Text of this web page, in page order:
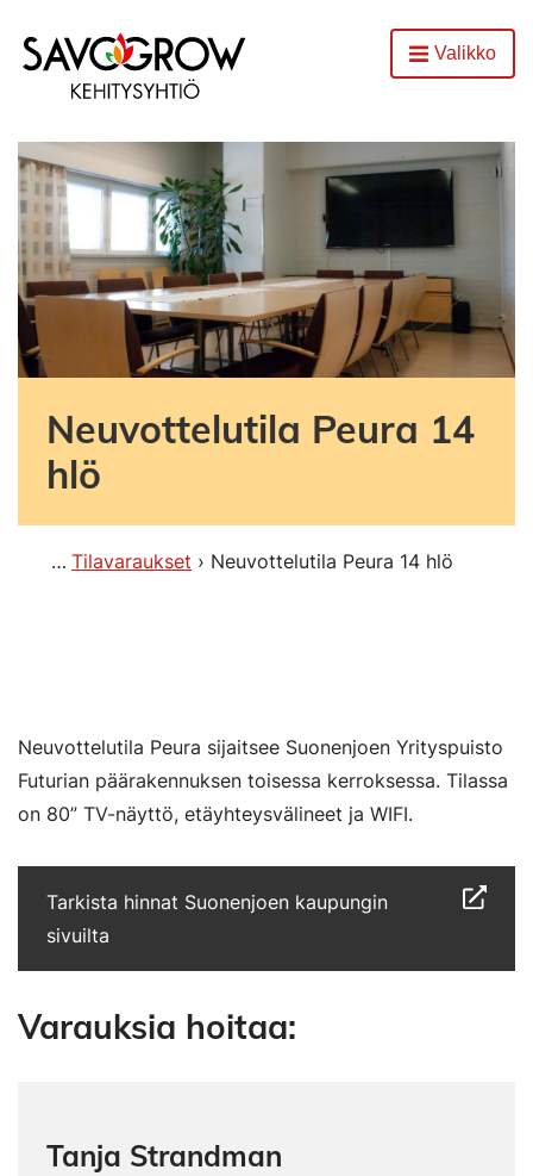
Etusivu
AvaaValikko
Neuvottelutila Peura 14
hlö
Tilavaraukset Neuvottelutila Peura 14 hlö
Neuvottelutila Peura sijaitsee Suonenjoen Yrityspuisto
Futurian päärakennuksen toisessa kerroksessa. Tilassa
on 80” TV-näyttö, etäyhteysvälineet ja WIFI.
Tarkista hinnat Suonenjoen kaupungin
sivuilta
Varauksia hoitaa:
Tanja Strandman